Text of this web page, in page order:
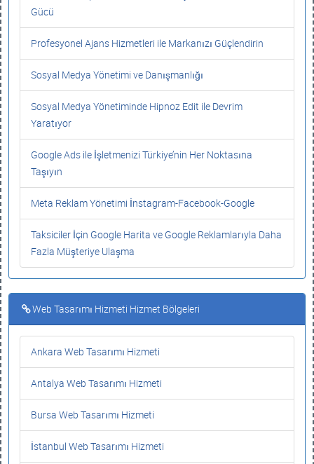
Gücü
Profesyonel Ajans Hizmetleri ile Markanızı Güçlendirin
Sosyal Medya Yönetimi ve Danışmanlığı
Sosyal Medya Yönetiminde Hipnoz Edit ile Devrim
Yaratıyor
Google Ads ile İşletmenizi Türkiye’nin Her Noktasına
Taşıyın
Meta Reklam Yönetimi İnstagram-Facebook-Google
Taksiciler İçin Google Harita ve Google Reklamlarıyla Daha
Fazla Müşteriye Ulaşma
Web Tasarımı Hizmeti Hizmet Bölgeleri
Ankara Web Tasarımı Hizmeti
Antalya Web Tasarımı Hizmeti
Bursa Web Tasarımı Hizmeti
İstanbul Web Tasarımı Hizmeti